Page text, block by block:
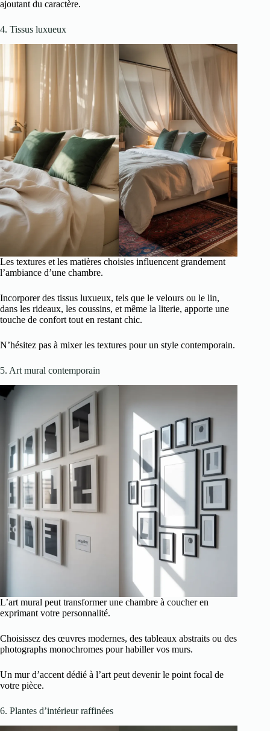
ajoutant du caractère.
4. Tissus luxueux
Les textures et les matières choisies influencent grandement
l’ambiance d’une chambre.
Incorporer des tissus luxueux, tels que le velours ou le lin,
dans les rideaux, les coussins, et même la literie, apporte une
touche de confort tout en restant chic.
N’hésitez pas à mixer les textures pour un style contemporain.
5. Art mural contemporain
L’art mural peut transformer une chambre à coucher en
exprimant votre personnalité.
Choisissez des œuvres modernes, des tableaux abstraits ou des
photographs monochromes pour habiller vos murs.
Un mur d’accent dédié à l’art peut devenir le point focal de
votre pièce.
6. Plantes d’intérieur raffinées